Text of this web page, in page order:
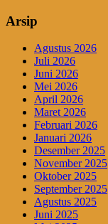
Arsip
Agustus 2026
Juli 2026
Juni 2026
Mei 2026
April 2026
Maret 2026
Februari 2026
Januari 2026
Desember 2025
November 2025
Oktober 2025
September 2025
Agustus 2025
Juni 2025